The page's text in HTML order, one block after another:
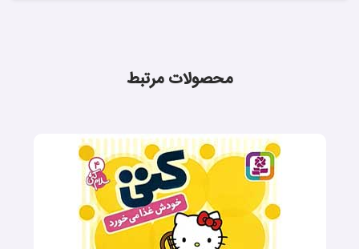
محصولات مرتبط